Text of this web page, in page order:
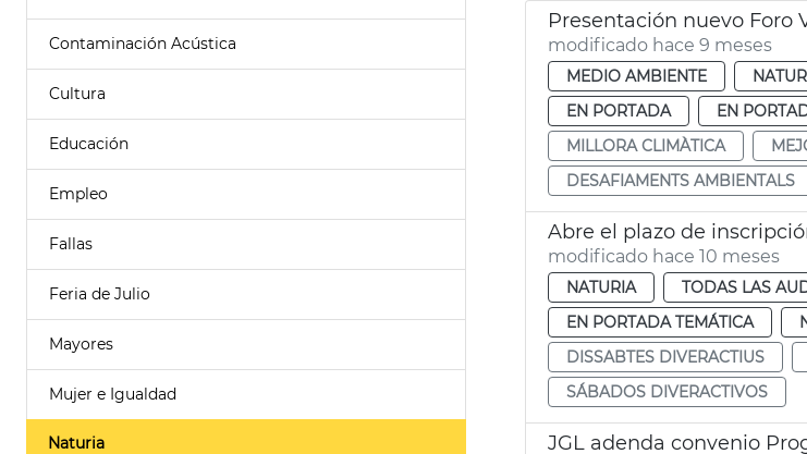
Contaminación Acústica
Cultura
Educación
Empleo
Fallas
Feria de Julio
Mayores
Mujer e Igualdad
Naturia
Presentación nuevo Foro
modificado hace 9 meses
MEDIO AMBIENTE
EN PORTADA
EN
MILLORA CLIMÀTICA
DESAFIAMENTS AMBIENTALS
Abre el plazo de
modificado hace 10 meses
NATURIA TODAS LAS
EN PORTADA TEMÁTICA
DISSABTES DIVERACTIUS
SÁBADOS DIVERACTIVOS
JGL adenda convenio